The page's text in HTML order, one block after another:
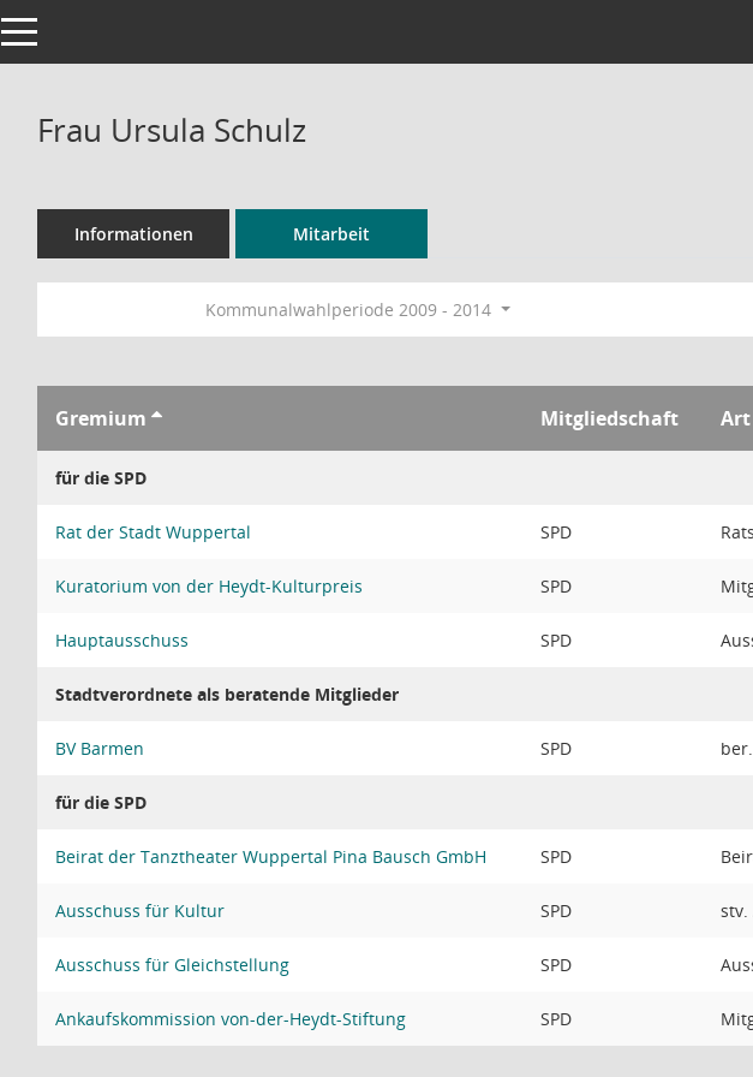
Toggle navigation
Frau Ursula Schulz
Informationen Mitarbeit
Kommunalwahlperiode 2009 - 2014
Gremium Mitgliedschaft
für die SPD
Rat der Stadt Wuppertal SPD
Kuratorium von der Heydt-Kulturpreis SPD
Hauptausschuss SPD
Stadtverordnete als beratende Mitglieder
BV Barmen SPD
für die SPD
Beirat der Tanztheater Wuppertal Pina Bausch GmbH SPD
Ausschuss für Kultur SPD stv.
Ausschuss für Gleichstellung SPD
Ankaufskommission von-der-Heydt-Stiftung SPD